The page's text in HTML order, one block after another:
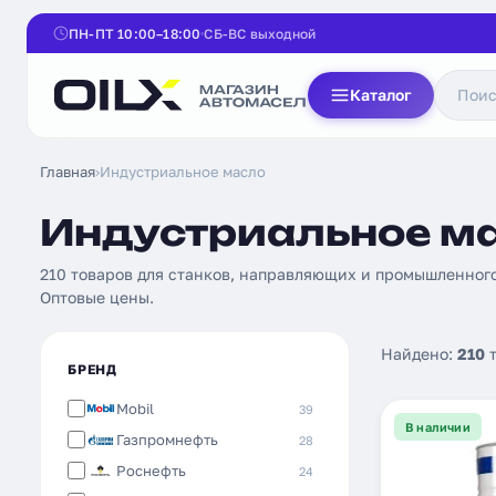
ПН-ПТ 10:00–18:00 СБ-ВС выходной
Каталог
Главная›Индустриальное масло
Индустриальное
210 товаров для станков, направляющих и
Оптовые цены.
БРЕНД
Mobil 39
Газпромнефть 28
Роснефть 24
Найдено: 210
В наличии